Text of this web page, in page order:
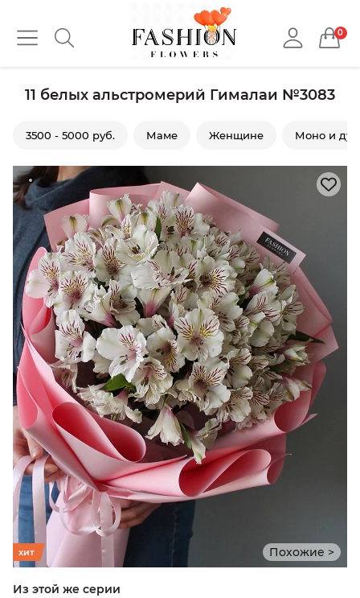
0
11 белых альстромерий Гималаи №3083
3500 - 5000 руб. Маме Женщине Моно и дуо
Похожие >
хит
Из этой же серии